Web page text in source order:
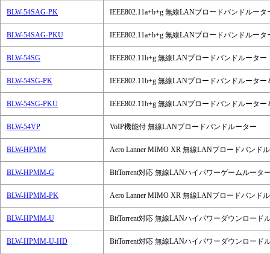
BLW-54SAG-PK IEEE802.11a+b+g 無線LANブロードバンドルー
BLW-54SAG-PKU IEEE802.11a+b+g 無線LANブロードバンドルー
BLW-54SG IEEE802.11b+g 無線LANブロードバンドルーター
BLW-54SG-PK IEEE802.11b+g 無線LANブロードバンドルータ
BLW-54SG-PKU IEEE802.11b+g 無線LANブロードバンドルータ
BLW-54VP VoIP機能付 無線LANブロードバンドルーター
BLW-HPMM Aero Lanner MIMO XR 無線LANブロードバンド
BLW-HPMM-G BitTorrent対応 無線LANハイパワーゲームルータ
BLW-HPMM-PK Aero Lanner MIMO XR 無線LANブロードバンド
BLW-HPMM-U BitTorrent対応 無線LANハイパワーダウンロード
BLW-HPMM-U-HD BitTorrent対応 無線LANハイパワーダウンロード